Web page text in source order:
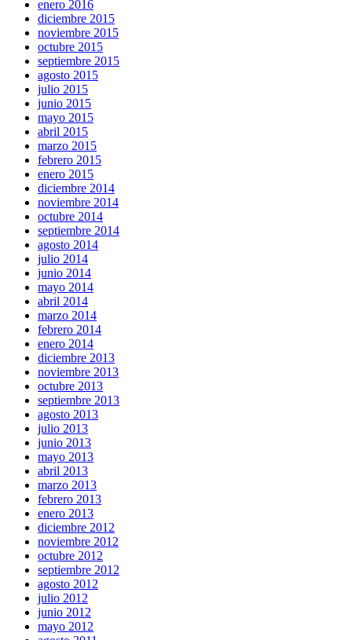
enero 2016
diciembre 2015
noviembre 2015
octubre 2015
septiembre 2015
agosto 2015
julio 2015
junio 2015
mayo 2015
abril 2015
marzo 2015
febrero 2015
enero 2015
diciembre 2014
noviembre 2014
octubre 2014
septiembre 2014
agosto 2014
julio 2014
junio 2014
mayo 2014
abril 2014
marzo 2014
febrero 2014
enero 2014
diciembre 2013
noviembre 2013
octubre 2013
septiembre 2013
agosto 2013
julio 2013
junio 2013
mayo 2013
abril 2013
marzo 2013
febrero 2013
enero 2013
diciembre 2012
noviembre 2012
octubre 2012
septiembre 2012
agosto 2012
julio 2012
junio 2012
mayo 2012